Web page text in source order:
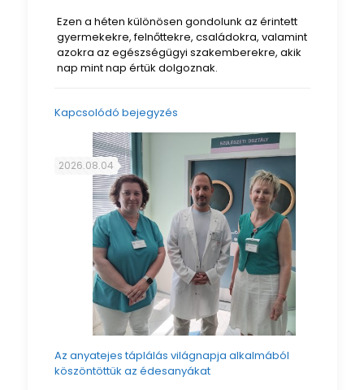
Ezen a héten különösen gondolunk az érintett
gyermekekre, felnőttekre, családokra, valamint
azokra az egészségügyi szakemberekre, akik
nap mint nap értük dolgoznak.
Kapcsolódó bejegyzés
2026.08.04
Az anyatejes táplálás világnapja alkalmából
köszöntöttük az édesanyákat